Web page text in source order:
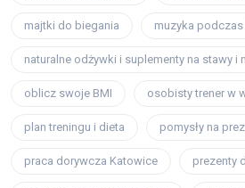
majtki do biegania muzyka
naturalne odżywki i suplementy na stawy i
oblicz swoje BMI osobisty trener w
plan treningu i dieta pomysły na
praca dorywcza Katowice prezenty